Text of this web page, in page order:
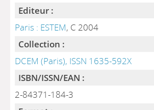
Editeur :
Paris : ESTEM, C 2004
Collection :
DCEM (Paris), ISSN 1635-592X
ISBN/ISSN/EAN :
2-84371-184-3